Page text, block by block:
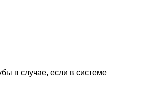
в случае, если в системе